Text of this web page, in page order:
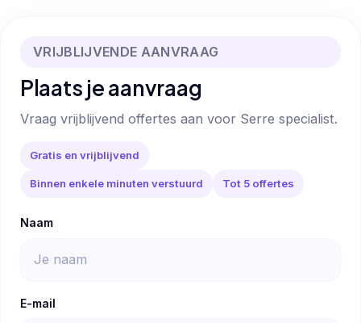
VRIJBLIJVENDE AANVRAAG
Plaats je aanvraag
Vraag vrijblijvend offertes aan voor Serre specialist.
Gratis en vrijblijvend
Binnen enkele minuten verstuurd Tot 5 offertes
Naam
E-mail